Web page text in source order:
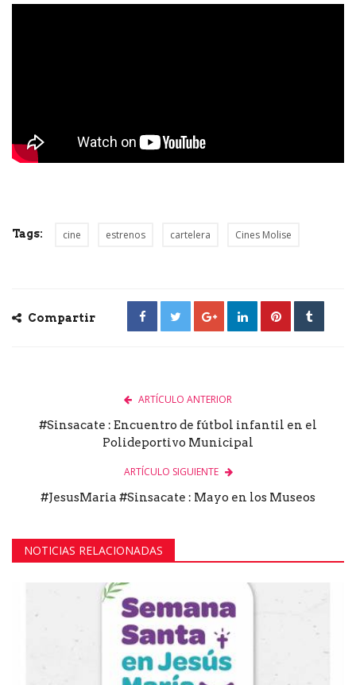
Tags: cine estrenos cartelera Cines Molise
Compartir
ARTÍCULO ANTERIOR
#Sinsacate : Encuentro de fútbol infantil en el
Polideportivo Municipal
ARTÍCULO SIGUIENTE
#JesusMaria #Sinsacate : Mayo en los Museos
NOTICIAS RELACIONADAS